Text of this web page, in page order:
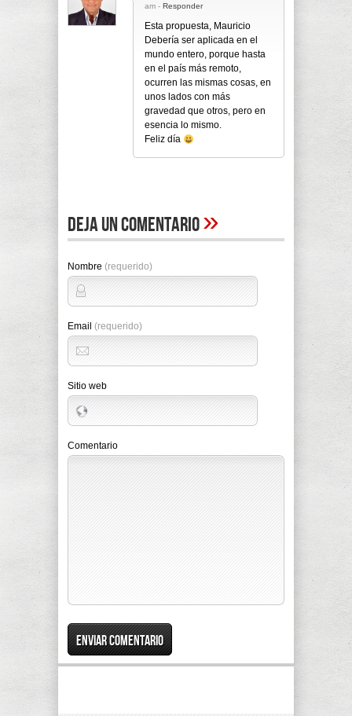
am - Responder
Esta propuesta, Mauricio
Debería ser aplicada en el
mundo entero, porque hasta
en el país más remoto,
ocurren las mismas cosas, en
unos lados con más
gravedad que otros, pero en
esencia lo mismo.
Feliz día
Deja un comentario»
Nombre (requerido)
Email (requerido)
Sitio web
Comentario